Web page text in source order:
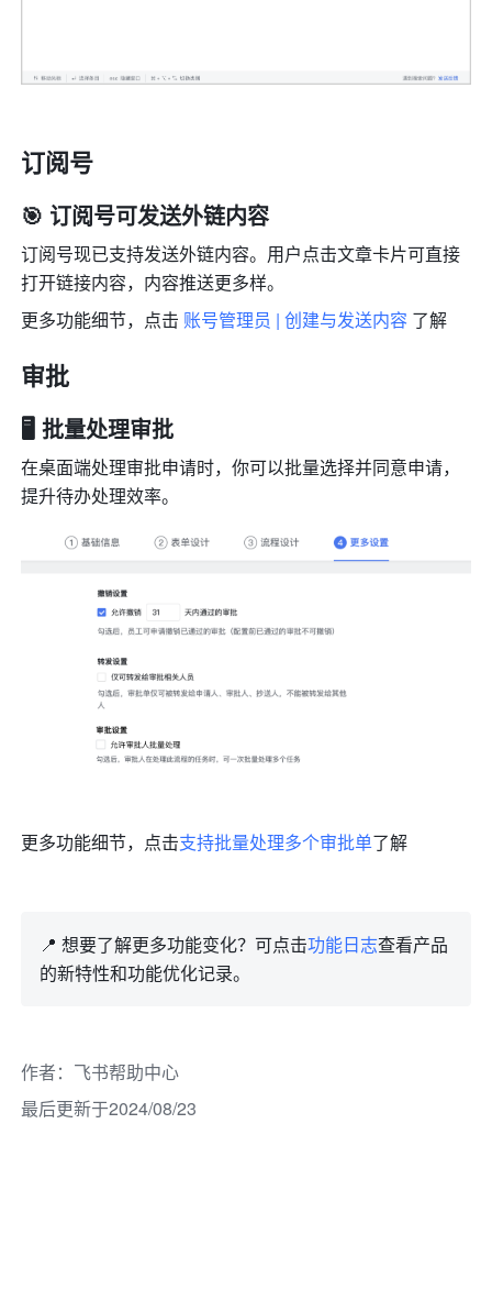
订阅号
🎯 订阅号可发送外链内容
订阅号现已支持发送外链内容。用户点击文章卡片可直接
打开链接内容，内容推送更多样。
更多功能细节，点击 账号管理员 | 创建与发送内容 了解
审批
🖥️ 批量处理审批
在桌面端处理审批申请时，你可以批量选择并同意申请，
提升待办处理效率。
更多功能细节，点击支持批量处理多个审批单了解
📍 想要了解更多功能变化？可点击功能日志查看产品
的新特性和功能优化记录。
作者： 飞书帮助中心
最后更新于2024/08/23